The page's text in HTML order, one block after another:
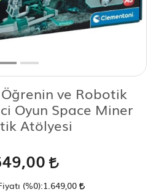
Öğrenin ve Robotik
Oyun Space Miner
Atölyesi
(%0):1.649,00